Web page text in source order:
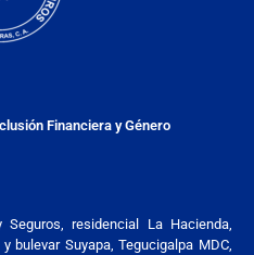
Financiera y Género
residencial La Hacienda,
bulevar Suyapa, Tegucigalpa MDC,